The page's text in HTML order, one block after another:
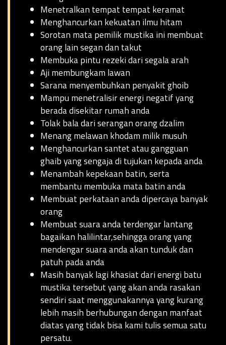
Menetralkan tempat tempat keramat
Menghancurkan kekuatan ilmu hitam
Sorotan mata pemilik mustika ini membuat
orang lain segan dan takut
Membuka pintu rezeki dari segala arah
Aji membungkam lawan
Sarana menyembuhkan penyakit ghoib
Mampu menetralisir energi negatif yang
berada disekitar rumah anda
Tolak bala dari serangan orang dzalim
Menang melawan khodam milik musuh
Menghancurkan santet atau gangguan
ghaib yang sengaja di tujukan kepada anda
Menambah kepekaan batin, serta
membantu membuka mata batin anda
Membuat perkataan anda dipercaya banyak
orang
Membuat suara anda terdengar lantang
bagaikan halilintar,sehingga orang yang
mendengar suara anda akan tunduk dan
patuh pada anda
Masih banyak lagi khasiat dari energi batu
mustika tersebut yang akan anda rasakan
sendiri saat menggunakannya yang kurang
lebih masih berhubungan dengan manfaat
diatas yang tidak bisa kami tulis semua satu
persatu.